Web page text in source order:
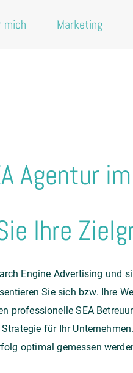
mich Marketing
Agentur
Ihre
Engine Advertising
Sie sich bzw. Ihre
professionelle SEA
für Ihr
optimal gemessen